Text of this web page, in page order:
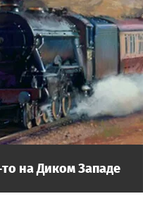
то на Диком Западе